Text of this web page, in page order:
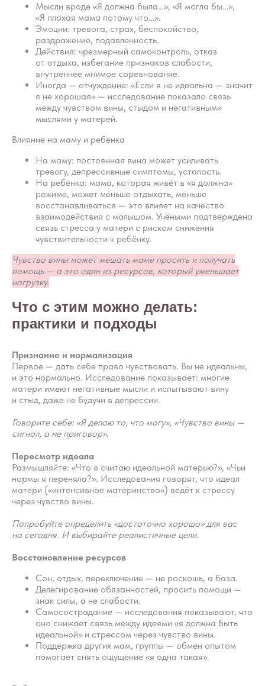
Мысли вроде «Я должна была…», «Я могла бы…»,
«Я плохая мама потому что…».
Эмоции: тревога, страх, беспокойство,
раздражение, подавленность.
Действия: чрезмерный самоконтроль, отказ
от отдыха, избегание признаков слабости,
внутреннее мнимое соревнование.
Иногда — отчуждение: «Если я не идеальна — значит
я не хорошая» — исследование показало связь
между чувством вины, стыдом и негативными
мыслями у матерей.
Влияние на маму и ребёнка
На маму: постоянная вина может усиливать
тревогу, депрессивные симптомы, усталость.
На ребёнка: мама, которая живёт в «я должна»
режиме, может меньше отдыхать, меньше
восстанавливаться — это влияет на качество
взаимодействия с малышом. Учёными подтверждена
связь стресса у матери с риском снижения
чувствительности к ребёнку.
Чувство вины может мешать маме просить и получать
помощь — а это один из ресурсов, который уменьшает
нагрузку.
Что с этим можно делать:
практики и подходы
Признание и нормализация
Первое — дать себе право чувствовать. Вы не идеальны,
и это нормально. Исследование показывает: многие
матери имеют негативные мысли и испытывают вину
и стыд, даже не будучи в депрессии.
Говорите себе: «Я делаю то, что могу», «Чувство вины —
сигнал, а не приговор».
Пересмотр идеала
Размышляйте: «Что я считаю идеальной матерью?», «Чьи
нормы я переняла?». Исследования говорят, что идеал
матери («интенсивное материнство») ведёт к стрессу
через чувство вины.
Попробуйте определить «достаточно хорошо» для вас
на сегодня. И выбирайте реалистичные цели.
Восстановление ресурсов
Сон, отдых, переключение — не роскошь, а база.
Делегирование обязанностей, просить помощи —
знак силы, а не слабости.
Самосострадание — исследования показывают, что
оно снижает связь между идеями «я должна быть
идеальной» и стрессом через чувство вины.
Поддержка других мам, группы — обмен опытом
помогает снять ощущение «я одна такая».